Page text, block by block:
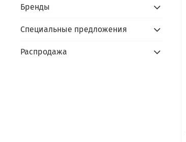
Бренды
Специальные предложения
Распродажа